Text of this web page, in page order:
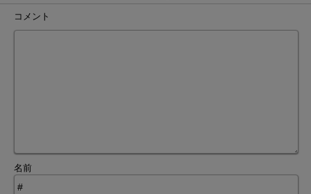
コメント
名前